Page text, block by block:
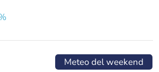
Meteo del weekend